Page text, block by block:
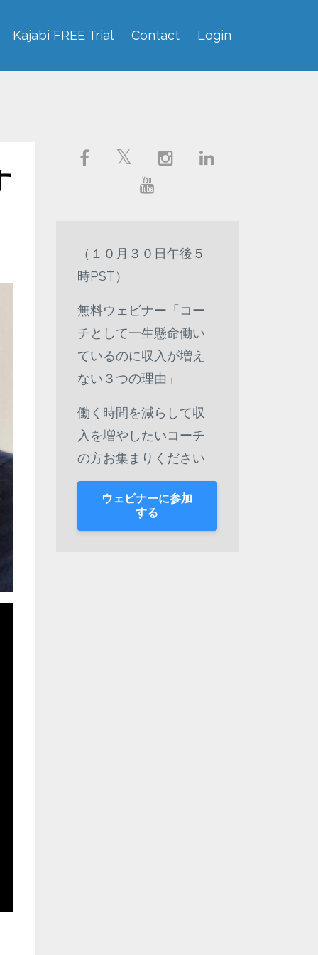
Kajabi FREE Trial Contact Login
（１０月３０日午後５
時PST）
無料ウェビナー「コー
チとして一生懸命働い
ているのに収入が増え
ない３つの理由」
働く時間を減らして収
入を増やしたいコーチ
の方お集まりください
ウェビナーに参加
する